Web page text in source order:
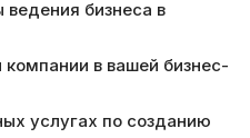
бизнеса в
в вашей бизнес-
услугах по созданию